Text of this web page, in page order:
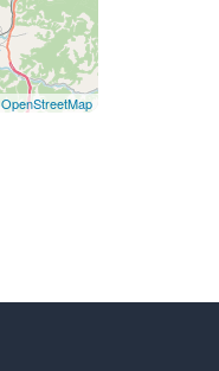
OpenStreetMap